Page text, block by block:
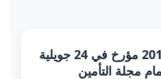
قانون عدد 47 لسنة 2014 مؤرخ في 24 جويلية